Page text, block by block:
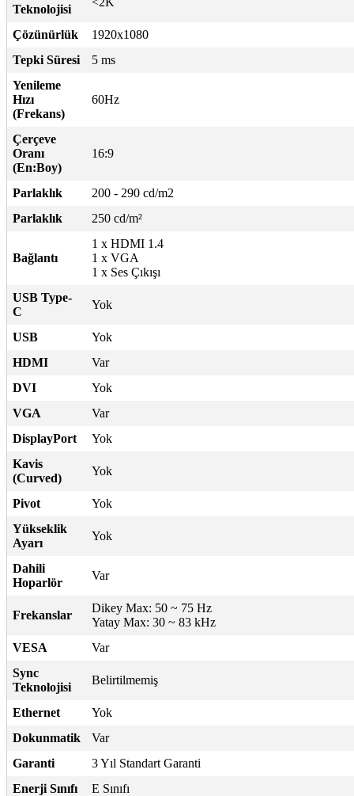
Teknolojisi
Çözünürlük
1920x1080
Tepki Süresi
5 ms
Yenileme
Hızı
(Frekans)
60Hz
Çerçeve
Oranı
(En:Boy)
16:9
Parlaklık
200 - 290 cd/m2
Parlaklık
250 cd/m²
Bağlantı
1 x HDMI 1.4
1 x VGA
1 x Ses Çıkışı
USB Type-
C
Yok
USB
Yok
HDMI
Var
DVI
Yok
VGA
Var
DisplayPort
Yok
Kavis
(Curved)
Yok
Pivot
Yok
Yükseklik
Ayarı
Yok
Dahili
Hoparlör
Var
Frekanslar
Dikey Max: 50 ~ 75 Hz
Yatay Max: 30 ~ 83 kHz
VESA
Var
Sync
Teknolojisi
Belirtilmemiş
Ethernet
Yok
Dokunmatik
Var
Garanti
3 Yıl Standart Garanti
Enerji Sınıfı
E Sınıfı